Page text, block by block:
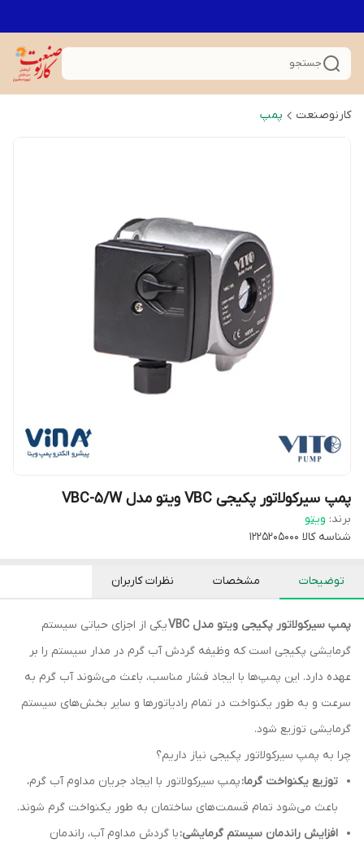
جستجو
کارنوصنعت پمپ
پمپ سیرکولاتور پکیجی VBC ویتو مدل VBC-5/W
برند: ویتو
شناسه کالا 1225205000
توضیحات مشخصات نظرات کاربران
پمپ سیرکولاتور پکیجی ویتو مدل VBC
یکی از اجزای حیاتی سیستم
گرمایشی پکیجی است که وظیفه گردش آب گرم در مدار سیستم را بر
عهده دارد. این پمپ‌ها با ایجاد فشار مناسب، باعث می‌شوند آب گرم به
سرعت و به طور یکنواخت در تمام رادیاتورها و سایر بخش‌های سیستم
گرمایشی توزیع شود.
چرا به پمپ سیرکولاتور پکیجی نیاز داریم؟
توزیع یکنواخت گرما:پمپ سیرکولاتور با ایجاد جریان مداوم آب گرم،
باعث می‌شود تمام قسمت‌های ساختمان به طور یکنواخت گرم شوند.
افزایش راندمان سیستم گرمایشی:با گردش مداوم آب، راندمان